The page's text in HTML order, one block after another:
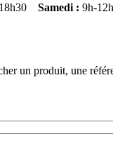
18h30 Samedi : 9h-
un produit, une